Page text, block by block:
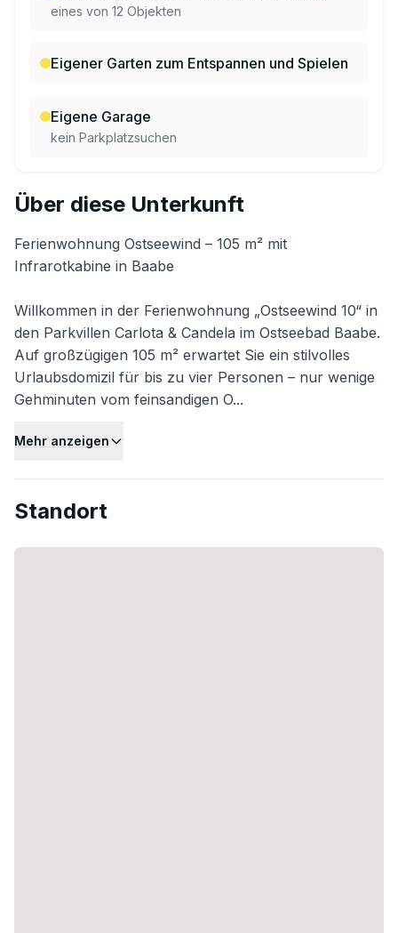
eines von 12 Objekten
Eigener Garten zum Entspannen und Spielen
Eigene Garage
kein Parkplatzsuchen
Über diese Unterkunft
Ferienwohnung Ostseewind – 105 m² mit
Infrarotkabine in Baabe
Willkommen in der Ferienwohnung „Ostseewind 10“ in
den Parkvillen Carlota & Candela im Ostseebad Baabe.
Auf großzügigen 105 m² erwartet Sie ein stilvolles
Urlaubsdomizil für bis zu vier Personen – nur wenige
Gehminuten vom feinsandigen O...
Mehr anzeigen
Standort